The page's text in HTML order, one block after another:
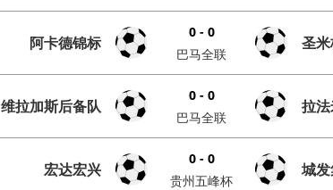
阿卡德锦标
0 - 0
巴马全联
圣
维拉加斯后备队
0 - 0
巴马全联
拉
宏达宏兴
0 - 0
贵州五峰杯
城